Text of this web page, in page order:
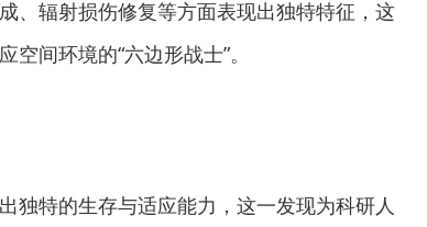
、辐射损伤修复等方面表现出独特特征，这
间环境的“六边形战士”。
独特的生存与适应能力，这一发现为科研人